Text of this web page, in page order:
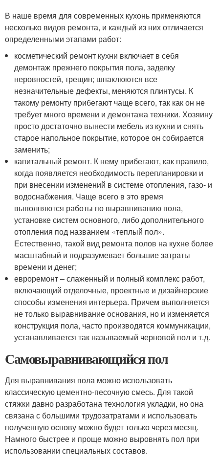
В наше время для современных кухонь применяются
несколько видов ремонта, и каждый из них отличается
определенными этапами работ:
косметический ремонт кухни включает в себя
демонтаж прежнего покрытия пола, заделку
неровностей, трещин; шпаклюются все
незначительные дефекты, меняются плинтусы. К
такому ремонту прибегают чаще всего, так как он не
требует много времени и демонтажа техники. Хозяину
просто достаточно вынести мебель из кухни и снять
старое напольное покрытие, которое он собирается
заменить;
капитальный ремонт. К нему прибегают, как правило,
когда появляется необходимость перепланировки и
при внесении изменений в системе отопления, газо- и
водоснабжения. Чаще всего в это время
выполняются работы по выравниванию пола,
установке систем основного, либо дополнительного
отопления под названием «теплый пол».
Естественно, такой вид ремонта полов на кухне более
масштабный и подразумевает большие затраты
времени и денег;
евроремонт – слаженный и полный комплекс работ,
включающий отделочные, проектные и дизайнерские
способы изменения интерьера. Причем выполняется
не только выравнивание основания, но и изменяется
конструкция пола, часто производятся коммуникации,
устанавливается так называемый черновой пол и т.д.
Самовыравнивающийся пол
Для выравнивания пола можно использовать
классическую цементно-песочную смесь. Для такой
стяжки давно разработана технология укладки, но она
связана с большими трудозатратами и использовать
полученную основу можно будет только через месяц.
Намного быстрее и проще можно выровнять пол при
использовании специальных составов.